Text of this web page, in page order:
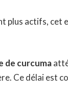
plus actifs,
de curcuma
Ce délai est